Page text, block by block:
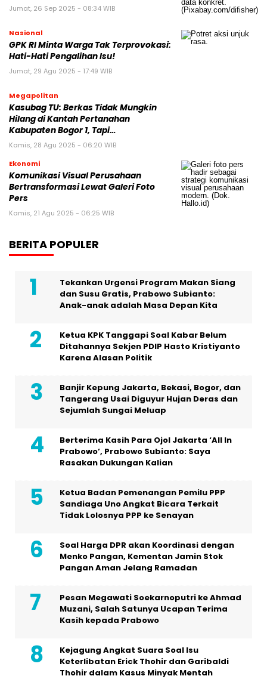
Jumat, 26 Sep 2025 - 08:34 WIB
Nasional
GPK RI Minta Warga Tak Terprovokasi:
Hati-Hati Pengalihan Isu!
Jumat, 29 Agu 2025 - 17:49 WIB
Megapolitan
Kasubag TU: Berkas Tidak Mungkin
Hilang di Kantah Pertanahan
Kabupaten Bogor 1, Tapi…
Kamis, 28 Agu 2025 - 06:20 WIB
Ekonomi
Komunikasi Visual Perusahaan
Bertransformasi Lewat Galeri Foto
Pers
Kamis, 21 Agu 2025 - 06:25 WIB
BERITA POPULER
Tekankan Urgensi Program Makan Siang
dan Susu Gratis, Prabowo Subianto:
Anak-anak adalah Masa Depan Kita
Ketua KPK Tanggapi Soal Kabar Belum
Ditahannya Sekjen PDIP Hasto Kristiyanto
Karena Alasan Politik
Banjir Kepung Jakarta, Bekasi, Bogor, dan
Tangerang Usai Diguyur Hujan Deras dan
Sejumlah Sungai Meluap
Berterima Kasih Para Ojol Jakarta ‘All In
Prabowo’, Prabowo Subianto: Saya
Rasakan Dukungan Kalian
Ketua Badan Pemenangan Pemilu PPP
Sandiaga Uno Angkat Bicara Terkait
Tidak Lolosnya PPP ke Senayan
Soal Harga DPR akan Koordinasi dengan
Menko Pangan, Kementan Jamin Stok
Pangan Aman Jelang Ramadan
Pesan Megawati Soekarnoputri ke Ahmad
Muzani, Salah Satunya Ucapan Terima
Kasih kepada Prabowo
Kejagung Angkat Suara Soal Isu
Keterlibatan Erick Thohir dan Garibaldi
Thohir dalam Kasus Minyak Mentah